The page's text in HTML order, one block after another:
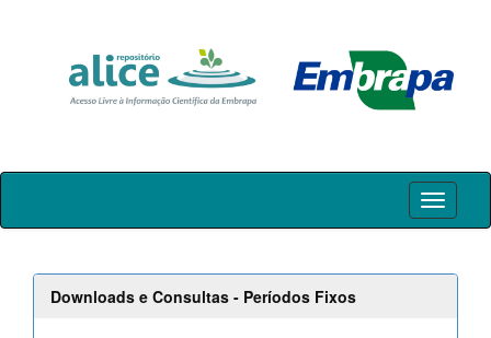
Skip
Downloads e Consultas - Períodos Fixos